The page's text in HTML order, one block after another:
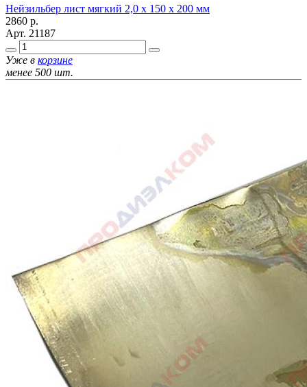
Нейзильбер лист мягкий 2,0 х 150 х 200 мм
2860 р.
Арт. 21187
Уже в корзине
менее 500 шт.